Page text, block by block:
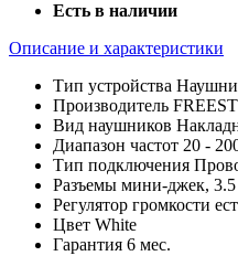
Есть в наличии
Описание и характеристики
Тип устройства
Производитель
Вид наушников
Диапазон частот 20 -
Тип подключения
Разъемы мини-джек,
Регулятор громкости
Цвет White
Гарантия 6 мес.